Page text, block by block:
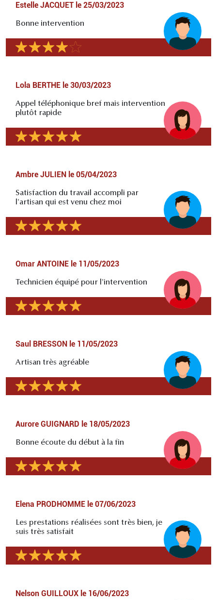
Estelle JACQUET le 25/03/2023
Bonne intervention
Lola BERTHE le 30/03/2023
Appel téléphonique bref mais intervention
plutôt rapide
Ambre JULIEN le 05/04/2023
Satisfaction du travail accompli par
l'artisan qui est venu chez moi
Omar ANTOINE le 11/05/2023
Technicien équipé pour l'intervention
Saul BRESSON le 11/05/2023
Artisan très agréable
Aurore GUIGNARD le 18/05/2023
Bonne écoute du début à la fin
Elena PRODHOMME le 07/06/2023
Les prestations réalisées sont très bien, je
suis très satisfait
Nelson GUILLOUX le 16/06/2023